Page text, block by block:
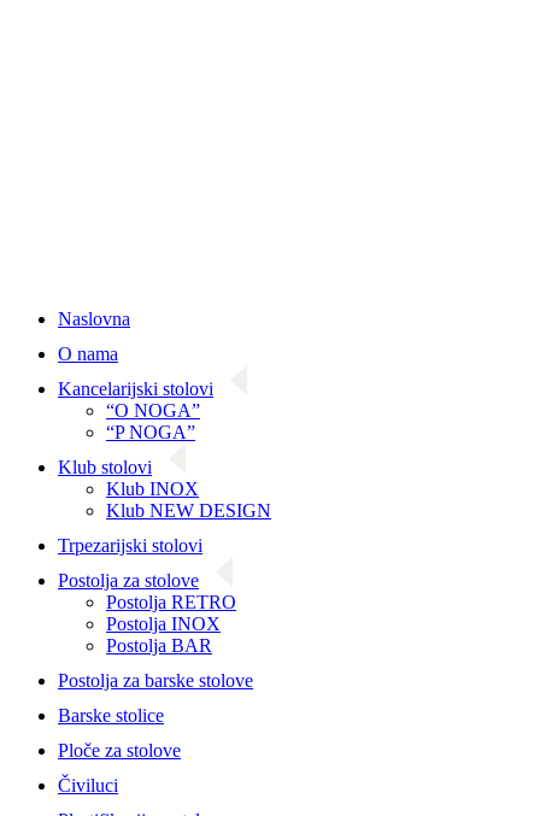
Naslovna
O nama
Kancelarijski stolovi
“O NOGA”
“P NOGA”
Klub stolovi
Klub INOX
Klub NEW DESIGN
Trpezarijski stolovi
Postolja za stolove
Postolja RETRO
Postolja INOX
Postolja BAR
Postolja za barske stolove
Barske stolice
Ploče za stolove
Čiviluci